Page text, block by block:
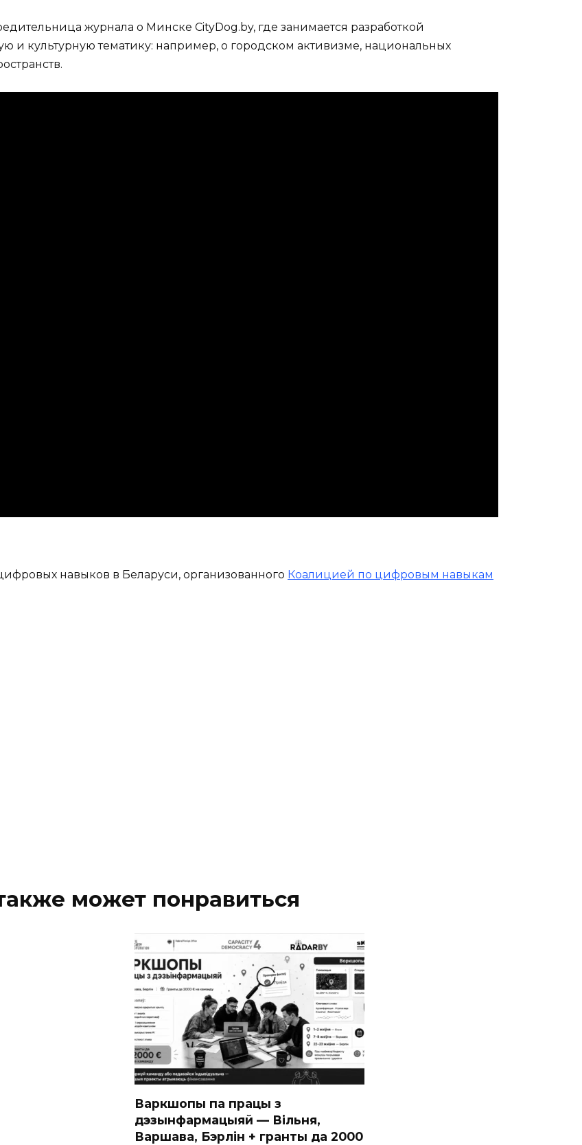
журнала о Минске CityDog.by, где занимается разработкой
и культурную тематику: например, о городском активизме, национальных
навыков в Беларуси, организованного Коалицией по цифровым навыкам
может понравиться
Варкшопы па працы з
дэзынфармацыяй — Вільня,
Варшава, Бэрлін + гранты да 2000